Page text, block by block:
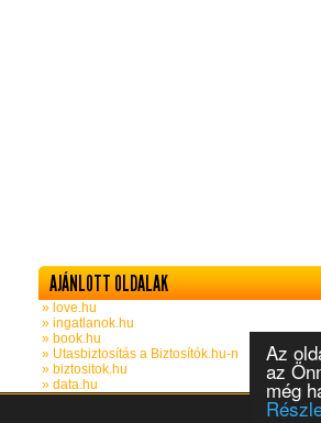
Az
az
még
AJÁNLOTT OLDALAK
» love.hu
» ingatlanok.hu
» book.hu
» Utasbiztosítás a Biztosítók.hu-n
» biztositok.hu
» data.hu